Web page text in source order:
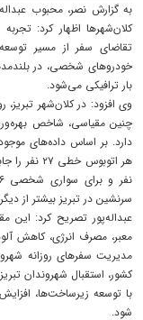
به گزارش نصر، محبوب
کلان‌شهرها اظهار کرد:
تقاضای سفر از مسیر
خودروهای شخصی، در
بار ترافیکی می‌شود.
چنین مقیاسی، شاخص
سرنشین در تبریز بیشتر از
عبداله‌پور تصریح کرد:
معبر، مصرف انرژی، کاهش
مدیریت سفرهای روزانه
کشور، استقبال شهروندان
با توسعه زیرساخت‌ها،
شود.